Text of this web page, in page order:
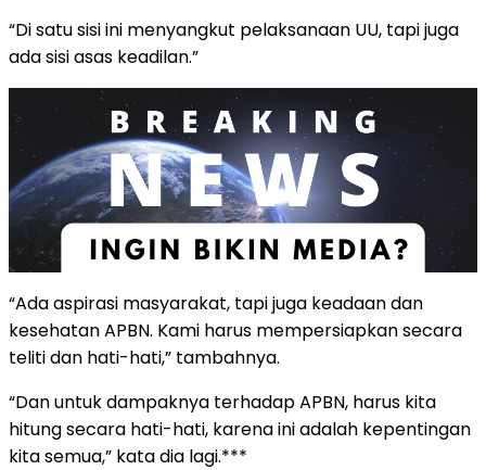
“Di satu sisi ini menyangkut pelaksanaan UU, tapi juga
ada sisi asas keadilan.”
“Ada aspirasi masyarakat, tapi juga keadaan dan
kesehatan APBN. Kami harus mempersiapkan secara
teliti dan hati-hati,” tambahnya.
“Dan untuk dampaknya terhadap APBN, harus kita
hitung secara hati-hati, karena ini adalah kepentingan
kita semua,” kata dia lagi.***